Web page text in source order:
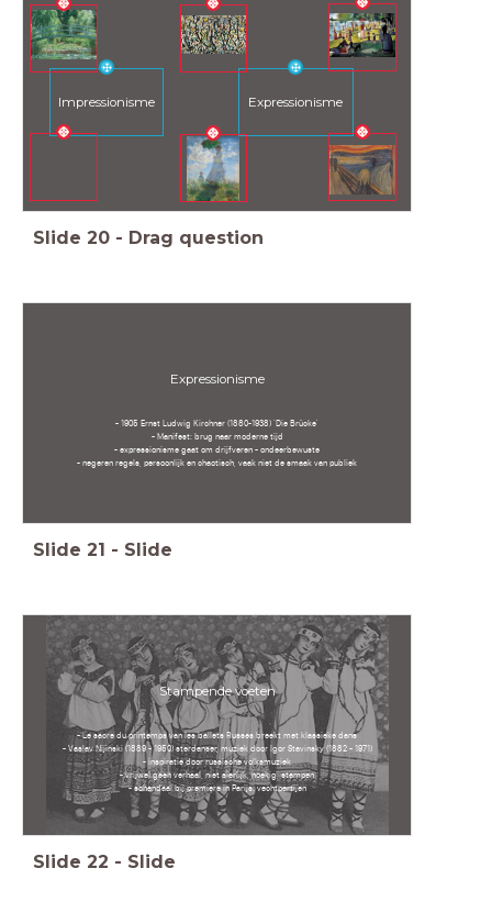
Impressionisme Expressionisme
Slide 20 - Drag question
Expressionisme
- 1905 Ernst Ludwig Kirchner (1880-1938) 'Die Brücke'
- Manifest: brug naar moderne tijd
- expressionisme gaat om drijfveren - ondeerbewuste
- negeren regels, persoonlijk en chaotisch, vaak niet de smaak van publiek
Slide 21 - Slide
Stampende voeten
- Le sacre du printemps van les ballets Russes breekt met klassieke dans
- Vaslav Nijinski (1889 - 1950) sterdanser, muziek door Igor Stavinsky (1882 - 1971)
- inspiratie door russische volksmuziek
- vrijwel geen verhaal, niet sierlijk, hoekig, stampen
- schandaal bij premiere in Parijs: vechtpartijen
Slide 22 - Slide